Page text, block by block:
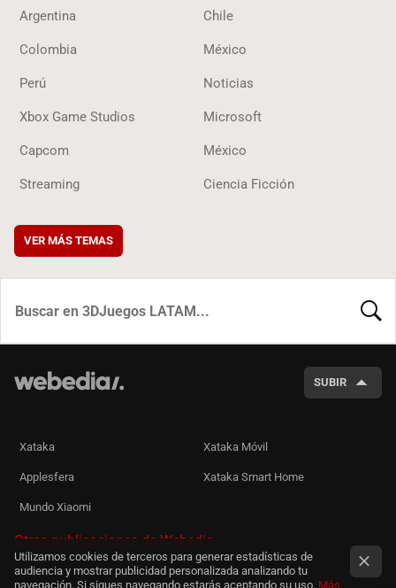
Argentina Chile
Colombia México
Perú Noticias
Xbox Game Studios Microsoft
Capcom México
Streaming Ciencia Ficción
VER MÁS TEMAS
SUBIR
Xataka Xataka Móvil
Applesfera Xataka Smart Home
Mundo Xiaomi
Otras publicaciones de Webedia
Utilizamos cookies de terceros para generar estadísticas de
audiencia y mostrar publicidad personalizada analizando tu
navegación. Si sigues navegando estarás aceptando su uso. Más